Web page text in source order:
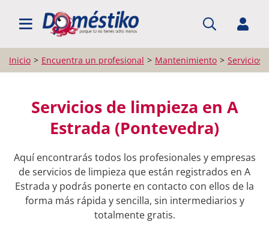
BUSCAR PROFESIONALES
Inicio Encuentra un profesional Mantenimiento Servicios
Servicios de limpieza en A
Estrada (Pontevedra)
Aquí encontrarás todos los profesionales y empresas
de servicios de limpieza que están registrados en A
Estrada y podrás ponerte en contacto con ellos de la
forma más rápida y sencilla, sin intermediarios y
totalmente gratis.